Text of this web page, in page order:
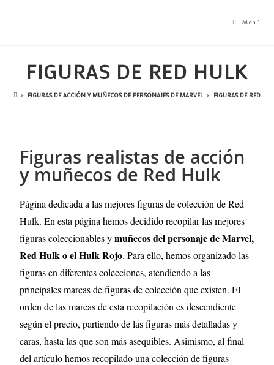
Menú
FIGURAS DE RED HULK
> FIGURAS DE ACCIÓN Y MUÑECOS DE PERSONAJES DE MARVEL > FIGURAS DE RED
Figuras realistas de acción
y muñecos de Red Hulk
Página dedicada a las mejores figuras de colección de Red
Hulk. En esta página hemos decidido recopilar las mejores
figuras coleccionables ymuñecos del personaje de Marvel,
Red Hulk o el Hulk Rojo. Para ello, hemos organizado las
figuras en diferentes colecciones, atendiendo a las
principales marcas de figuras de colección que existen. El
orden de las marcas de esta recopilación es descendiente
según el precio, partiendo de las figuras más detalladas y
caras, hasta las que son más asequibles. Asimismo, al final
del artículo hemos recopilado una colección de figuras